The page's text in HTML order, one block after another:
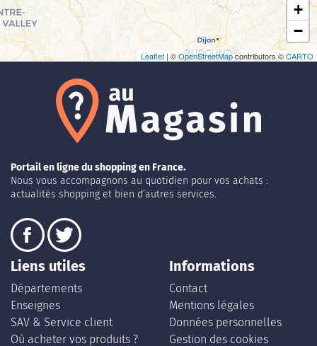
+
−
Leaflet | ©OpenStreetMapcontributors ©CARTO
Portail en ligne du shopping en France.
Nous vous accompagnons au quotidien pour vos achats :
actualités shopping et bien d’autres services.
Liens utiles
Départements
Enseignes
SAV & Service client
Où acheter vos produits ?
Informations
Contact
Mentions légales
Données personnelles
Gestion des cookies